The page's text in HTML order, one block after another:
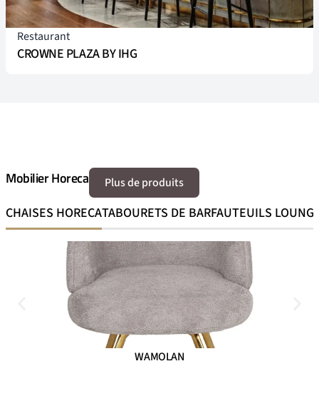
Restaurant
CROWNE PLAZA BY IHG
Mobilier Horeca Plus de produits
CHAISES HORECATABOURETS DE BARFAUTEUILS
WAMOLAN